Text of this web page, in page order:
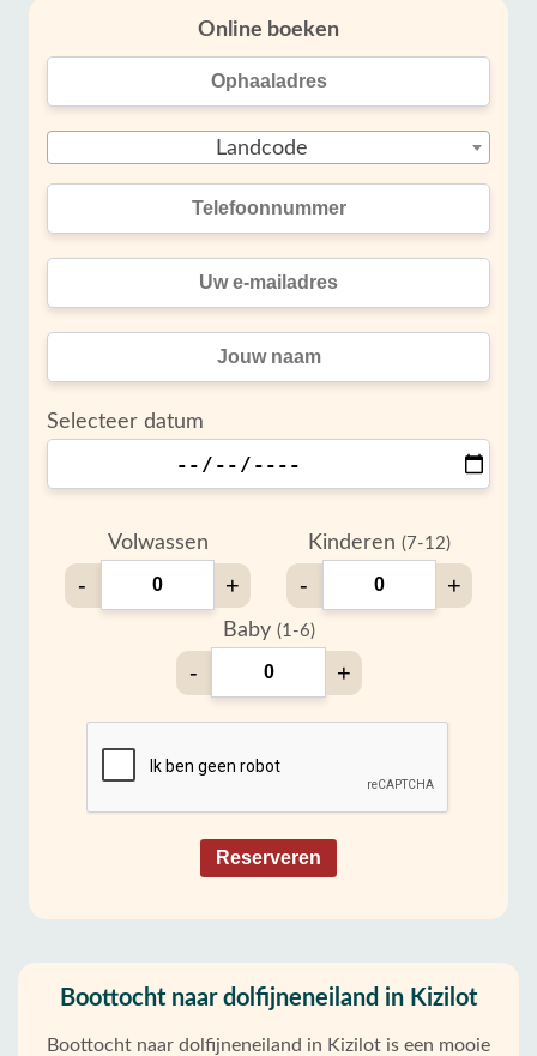
Online boeken
Landcode
Selecteer datum
Volwassen
- +
Kinderen (7-12)
- +
Baby (1-6)
- +
Reserveren
Boottocht naar dolfijneneiland in Kizilot
Boottocht naar dolfijneneiland in Kizilot is een mooie